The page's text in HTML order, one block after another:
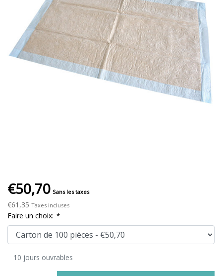
€50,70 Sans les taxes
€61,35 Taxes incluses
Faire un choix: *
10 jours ouvrables